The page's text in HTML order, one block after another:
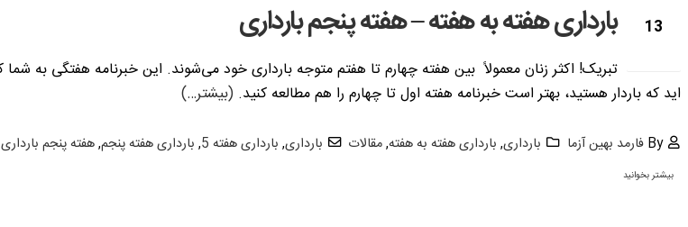
13 بارداری هفته به هفته – هفته پنجم بارداری
اید که باردار هستید، بهتر است خبرنامه هفته اول تا چهارم را هم مطالعه کنید. (بیشتر…)
By فارمد بهین آزما بارداری, بارداری هفته به هفته,مقالات بارداری, بارداری هفته 5 , بارداری هفته پنجم,هفته پنجم بارداری
بیشتر بخوانید